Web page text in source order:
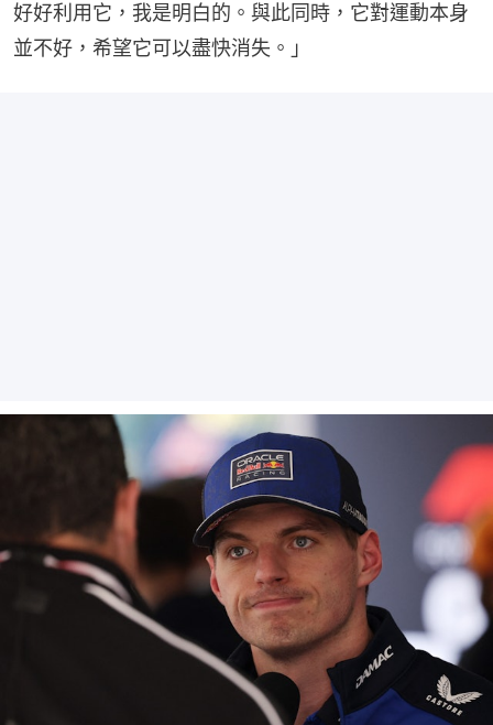
好好利用它，我是明白的。與此同時，它對運動本身
並不好，希望它可以盡快消失。」